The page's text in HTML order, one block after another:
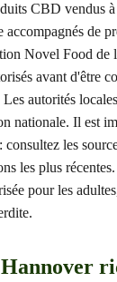
CBD vendus
accompagnés de
Novel Food de
avant d'être
autorités
nationale. Il est
les
les plus
pour les